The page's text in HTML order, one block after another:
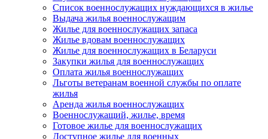
Список военнослужащих нуждающихся в жилье
Выдача жилья военнослужащим
Жилье для военнослужащих запаса
Жилье вдовам военнослужащих
Жилье для военнослужащих в Беларуси
Закупки жилья для военнослужащих
Оплата жилья военнослужащих
Льготы ветеранам военной службы по оплате
жилья
Аренда жилья военнослужащих
Военнослужащий, жилье, время
Готовое жилье для военнослужащих
Доступное жилье для военных